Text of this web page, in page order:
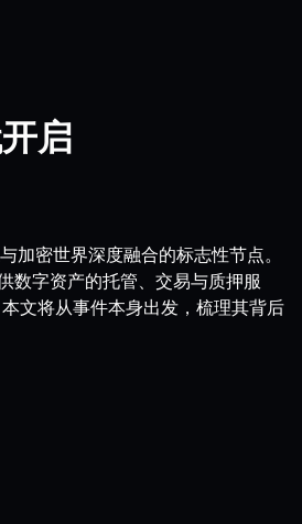
启
加密世界深度融合的标志性节点。
数字资产的托管、交易与质押服
文将从事件本身出发，梳理其背后